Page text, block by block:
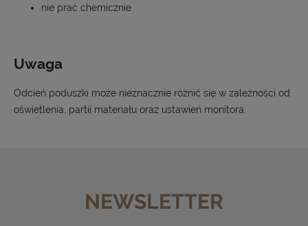
nie prać chemicznie
Uwaga
Odcień poduszki może nieznacznie różnić się w zależności od
oświetlenia, partii materiału oraz ustawień monitora.
NEWSLETTER